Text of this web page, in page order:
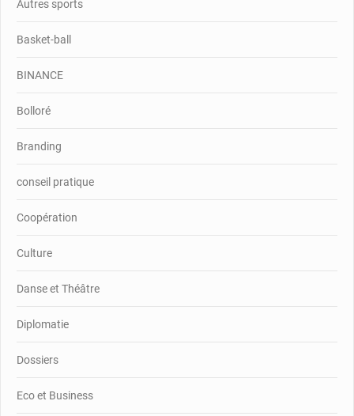
Autres sports
Basket-ball
BINANCE
Bolloré
Branding
conseil pratique
Coopération
Culture
Danse et Théâtre
Diplomatie
Dossiers
Eco et Business